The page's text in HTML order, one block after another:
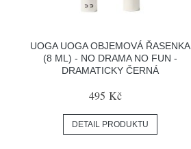
UOGA UOGA OBJEMOVÁ ŘASENKA
(8 ML) - NO DRAMA NO FUN -
DRAMATICKY ČERNÁ
495 Kč
DETAIL PRODUKTU